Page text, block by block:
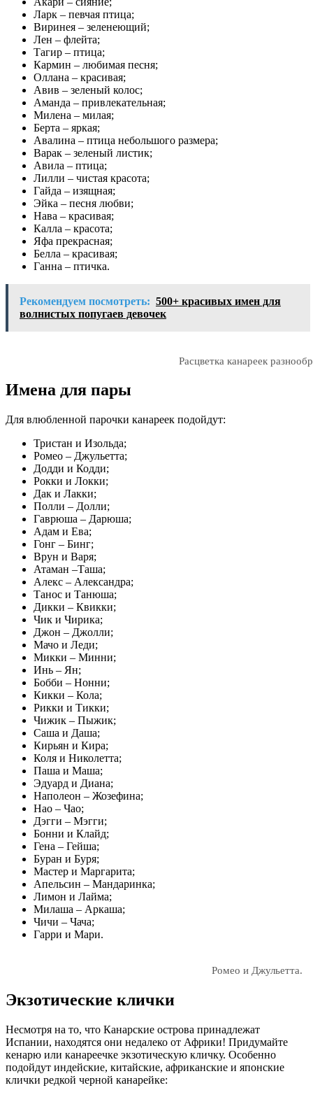
Ларк – певчая птица;
Виринея – зеленеющий;
Лен – флейта;
Тагир – птица;
Кармин – любимая песня;
Оллана – красивая;
Авив – зеленый колос;
Аманда – привлекательная;
Милена – милая;
Берта – яркая;
Авалина – птица небольшого размера;
Варак – зеленый листик;
Авила – птица;
Лилли – чистая красота;
Гайда – изящная;
Эйка – песня любви;
Нава – красивая;
Калла – красота;
Яфа прекрасная;
Белла – красивая;
Ганна – птичка.
Рекомендуем посмотреть: 500+ красивых имен для
волнистых попугаев девочек
Расцветка канареек
Имена для пары
Для влюбленной парочки канареек подойдут:
Тристан и Изольда;
Ромео – Джульетта;
Додди и Кодди;
Рокки и Локки;
Дак и Лакки;
Полли – Долли;
Гаврюша – Дарюша;
Адам и Ева;
Гонг – Бинг;
Врун и Варя;
Атаман –Таша;
Алекс – Александра;
Танос и Танюша;
Дикки – Квикки;
Чик и Чирика;
Джон – Джолли;
Мачо и Леди;
Микки – Минни;
Инь – Ян;
Бобби – Нонни;
Кикки – Кола;
Рикки и Тикки;
Чижик – Пыжик;
Саша и Даша;
Кирьян и Кира;
Коля и Николетта;
Паша и Маша;
Эдуард и Диана;
Наполеон – Жозефина;
Нао – Чао;
Дэгги – Мэгги;
Бонни и Клайд;
Гена – Гейша;
Буран и Буря;
Мастер и Маргарита;
Апельсин – Мандаринка;
Лимон и Лайма;
Милаша – Аркаша;
Чичи – Чача;
Гарри и Мари.
Ромео и Джульетта.
Экзотические клички
Несмотря на то, что Канарские острова принадлежат
Испании, находятся они недалеко от Африки! Придумайте
кенарю или канареечке экзотическую кличку. Особенно
подойдут индейские, китайские, африканские и японские
клички редкой черной канарейке: